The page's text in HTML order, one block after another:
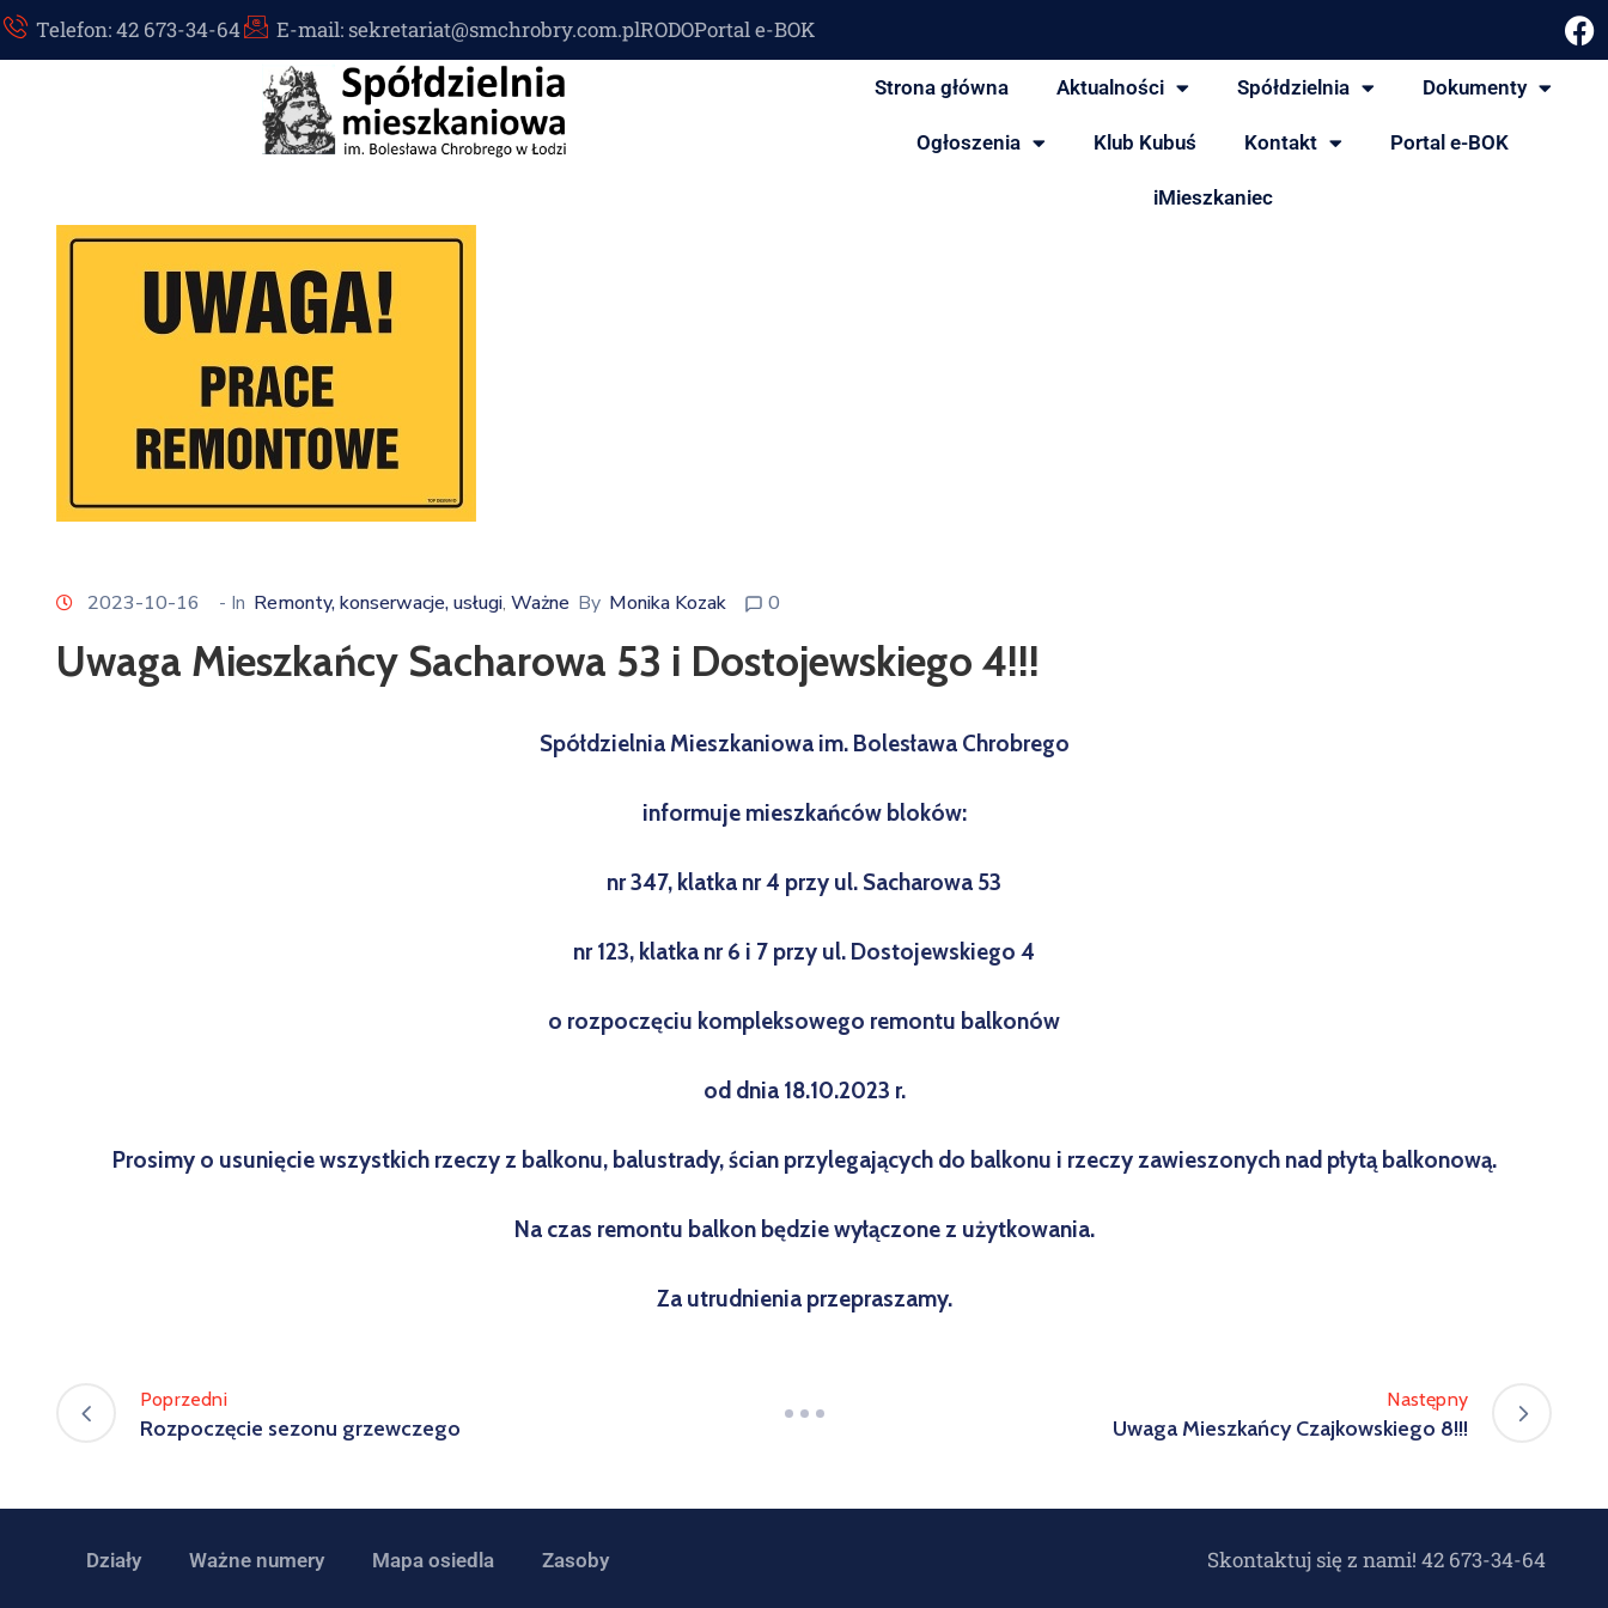
Telefon: 42 673-34-64 E-mail: sekretariat@smchrobry.com.plRODOPortal e-BOK
Strona główna Aktualności Spółdzielnia Dokumenty
Ogłoszenia Klub Kubuś Kontakt Portal e-BOK
iMieszkaniec
2023-10-16 - In Remonty, konserwacje, usługi‚ Ważne By Monika Kozak 0
Uwaga Mieszkańcy Sacharowa 53 i Dostojewskiego 4!!!
Spółdzielnia Mieszkaniowa im. Bolesława Chrobrego
informuje mieszkańców bloków:
nr 347, klatka nr 4 przy ul. Sacharowa 53
nr 123, klatka nr 6 i 7 przy ul. Dostojewskiego 4
o rozpoczęciu kompleksowego remontu balkonów
od dnia 18.10.2023 r.
Prosimy o usunięcie wszystkich rzeczy z balkonu, balustrady, ścian przylegających do balkonu i rzeczy zawieszonych nad płytą balkonową.
Na czas remontu balkon będzie wyłączone z użytkowania.
Za utrudnienia przepraszamy.
Poprzedni
Rozpoczęcie sezonu grzewczego
Następny
Uwaga Mieszkańcy Czajkowskiego 8!!!
Działy Ważne numery Mapa osiedla Zasoby Skontaktuj się z nami! 42 673-34-64